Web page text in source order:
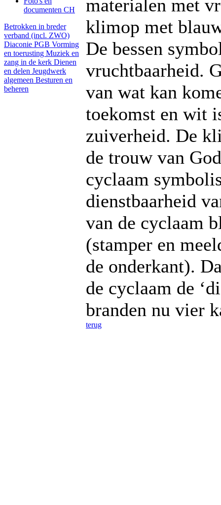
documenten CH
Betrokken in breder
verband (incl. ZWO)
Diaconie PGB Vorming
en toerusting Muziek en
zang in de kerk Dienen
en delen Jeugdwerk
algemeen Besturen en
beheren
materialen met
klimop met
De bessen
vruchtbaarheid.
van wat kan
toekomst en wit
zuiverheid. De
de trouw van
cyclaam
dienstbaarheid
van de cyclaam
(stamper en
de onderkant).
de cyclaam de
branden nu vier
terug